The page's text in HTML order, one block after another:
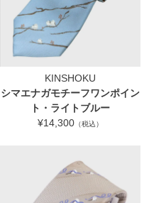
KINSHOKU
シマエナガモチーフワンポイン
ト・ライトブルー
¥14,300 （税込）